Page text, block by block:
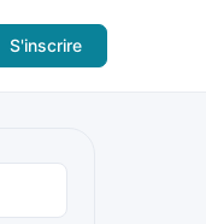
S'inscrire